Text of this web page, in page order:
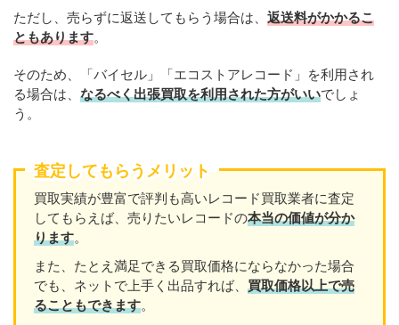
ただし、売らずに返送してもらう場合は、 返送料がかかるこ
ともあります。
そのため、「バイセル」「エコストアレコード」を利用され
る場合は、 なるべく出張買取を利用された方がいいでしょ
う。
査定してもらうメリット
買取実績が豊富で評判も高いレコード買取業者に査定
してもらえば、売りたいレコードの本当の価値が分か
ります。
また、たとえ満足できる買取価格にならなかった場合
でも、ネットで上手く出品すれば、 買取価格以上で売
ることもできます。